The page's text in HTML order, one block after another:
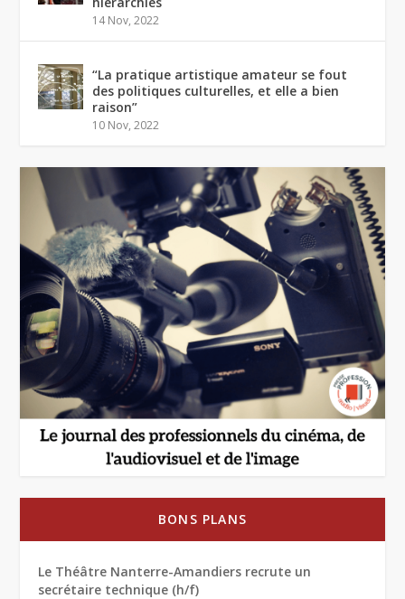
14 Nov, 2022
“La pratique artistique amateur se fout
des politiques culturelles, et elle a bien
raison”
10 Nov, 2022
BONS PLANS
Le Théâtre Nanterre-Amandiers recrute un
secrétaire technique (h/f)